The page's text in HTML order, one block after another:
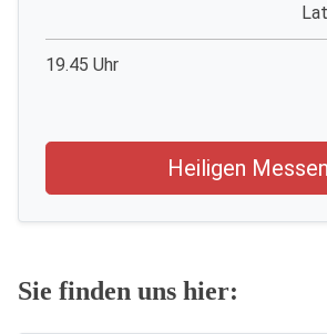
19.45 Uhr
Heiligen Messen
Sie finden uns hier: